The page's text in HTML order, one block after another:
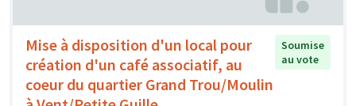
Mise à disposition d'un local pour
création d'un café associatif, au
coeur du quartier Grand Trou/Moulin
Soumise
au vote